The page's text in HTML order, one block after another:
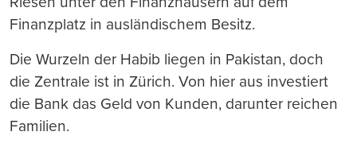
Finanzplatz in ausländischem Besitz.
Die Wurzeln der Habib liegen in Pakistan, doch
die Zentrale ist in Zürich. Von hier aus investiert
die Bank das Geld von Kunden, darunter reichen
Familien.